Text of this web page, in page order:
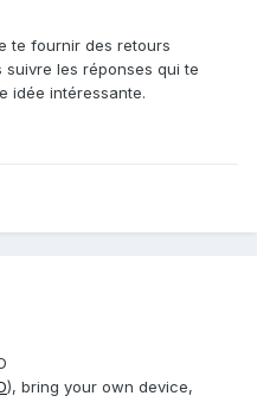
te fournir des retours
les réponses qui te
idée intéressante.
), bring your own device,